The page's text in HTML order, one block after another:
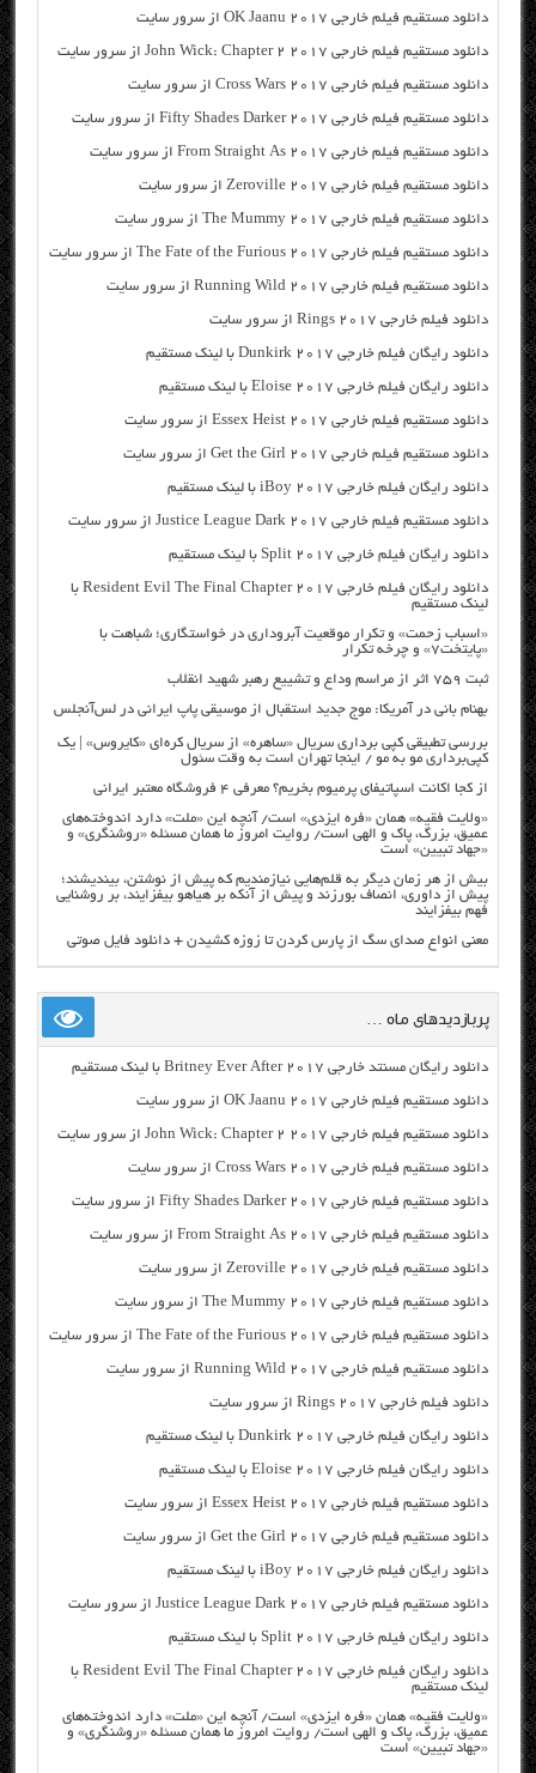
دانلود مستقیم فیلم خارجی OK Jaanu 2017 از سرور سایت
دانلود مستقیم فیلم خارجی John Wick: Chapter 2 2017 از سرور سایت
دانلود مستقیم فیلم خارجی Cross Wars 2017 از سرور سایت
دانلود مستقیم فیلم خارجی Fifty Shades Darker 2017 از سرور سایت
دانلود مستقیم فیلم خارجی From Straight As 2017 از سرور سایت
دانلود مستقیم فیلم خارجی Zeroville 2017 از سرور سایت
دانلود مستقیم فیلم خارجی The Mummy 2017 از سرور سایت
دانلود مستقیم فیلم خارجی The Fate of the Furious 2017 از سرور سایت
دانلود مستقیم فیلم خارجی Running Wild 2017 از سرور سایت
دانلود فیلم خارجی Rings 2017 از سرور سایت
دانلود رایگان فیلم خارجی Dunkirk 2017 با لینک مستقیم
دانلود رایگان فیلم خارجی Eloise 2017 با لینک مستقیم
دانلود مستقیم فیلم خارجی Essex Heist 2017 از سرور سایت
دانلود مستقیم فیلم خارجی Get the Girl 2017 از سرور سایت
دانلود رایگان فیلم خارجی iBoy 2017 با لینک مستقیم
دانلود مستقیم فیلم خارجی Justice League Dark 2017 از سرور سایت
دانلود رایگان فیلم خارجی Split 2017 با لینک مستقیم
دانلود رایگان فیلم خارجی Resident Evil The Final Chapter 2017 با
لینک مستقیم
«اسباب زحمت» و تکرار موقعیت آبروداری در خواستگاری؛ شباهت با
«پایتخت۷» و چرخه تکرار
ثبت ۷۵۹ اثر از مراسم وداع و تشییع رهبر شهید انقلاب
بهنام بانی در آمریکا: موج جدید استقبال از موسیقی پاپ ایرانی در لس‌آنجلس
بررسی تطبیقی کپی برداری سریال «ساهره» از سریال کره‌ای «کایروس» | یک
کپی‌برداری مو به مو / اینجا تهران است به وقت سئول
از کجا اکانت اسپاتیفای پرمیوم بخریم؟ معرفی ۴ فروشگاه معتبر ایرانی
«ولایت فقیه» همان «فره ایزدی» است/ آنچه این «ملت» دارد اندوخته‌های
عمیق، بزرگ، پاک و الهی است/ روایت امروز ما همان مسئله «روشنگری» و
«جهاد تبیین» است
بیش از هر زمان دیگر به قلم‌هایی نیازمندیم که پیش از نوشتن، بیندیشند؛
پیش از داوری، انصاف بورزند و پیش از آنکه بر هیاهو بیفزایند، بر روشنایی
فهم بیفزایند
معنی انواع صدای سگ از پارس کردن تا زوزه کشیدن + دانلود فایل صوتی
پربازدیدهای ماه …
دانلود رایگان مسنتد خارجی Britney Ever After 2017 با لینک مستقیم
دانلود مستقیم فیلم خارجی OK Jaanu 2017 از سرور سایت
دانلود مستقیم فیلم خارجی John Wick: Chapter 2 2017 از سرور سایت
دانلود مستقیم فیلم خارجی Cross Wars 2017 از سرور سایت
دانلود مستقیم فیلم خارجی Fifty Shades Darker 2017 از سرور سایت
دانلود مستقیم فیلم خارجی From Straight As 2017 از سرور سایت
دانلود مستقیم فیلم خارجی Zeroville 2017 از سرور سایت
دانلود مستقیم فیلم خارجی The Mummy 2017 از سرور سایت
دانلود مستقیم فیلم خارجی The Fate of the Furious 2017 از سرور سایت
دانلود مستقیم فیلم خارجی Running Wild 2017 از سرور سایت
دانلود فیلم خارجی Rings 2017 از سرور سایت
دانلود رایگان فیلم خارجی Dunkirk 2017 با لینک مستقیم
دانلود رایگان فیلم خارجی Eloise 2017 با لینک مستقیم
دانلود مستقیم فیلم خارجی Essex Heist 2017 از سرور سایت
دانلود مستقیم فیلم خارجی Get the Girl 2017 از سرور سایت
دانلود رایگان فیلم خارجی iBoy 2017 با لینک مستقیم
دانلود مستقیم فیلم خارجی Justice League Dark 2017 از سرور سایت
دانلود رایگان فیلم خارجی Split 2017 با لینک مستقیم
دانلود رایگان فیلم خارجی Resident Evil The Final Chapter 2017 با
لینک مستقیم
«ولایت فقیه» همان «فره ایزدی» است/ آنچه این «ملت» دارد اندوخته‌های
عمیق، بزرگ، پاک و الهی است/ روایت امروز ما همان مسئله «روشنگری» و
«جهاد تبیین» است